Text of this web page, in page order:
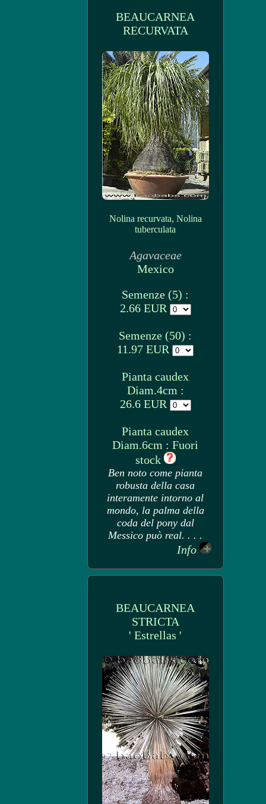
BEAUCARNEA
RECURVATA
Nolina recurvata, Nolina
tuberculata
Agavaceae
Mexico
Semenze (5) :
2.66 EUR
Semenze (50) :
11.97 EUR
Pianta caudex
Diam.4cm :
26.6 EUR
Pianta caudex
Diam.6cm : Fuori
stock
Ben noto come pianta
robusta della casa
interamente intorno al
mondo, la palma della
coda del pony dal
Messico può real. . . .
Info
BEAUCARNEA
STRICTA
' Estrellas '